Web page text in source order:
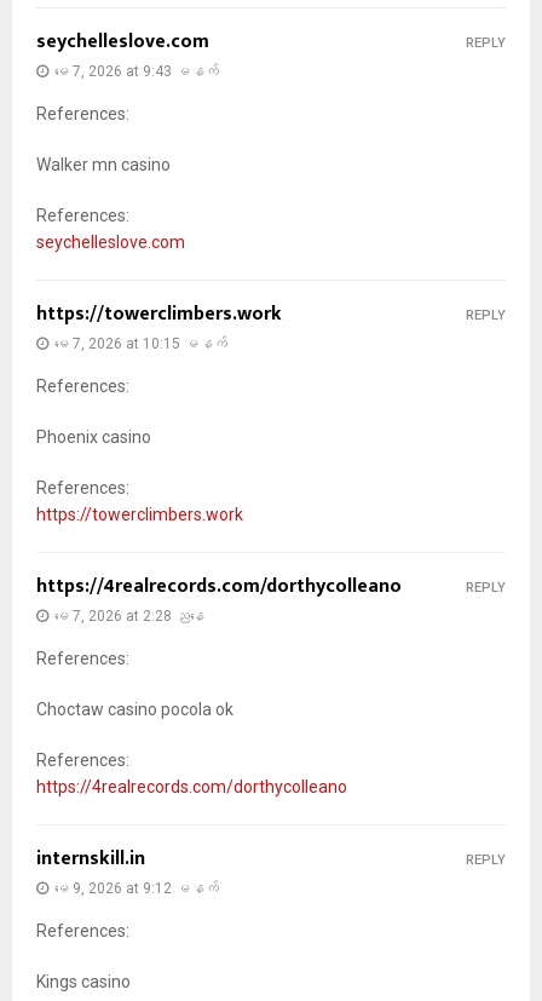
seychelleslove.com
မေ 7, 2026 at 9:43 မနက်
References:
Walker mn casino
References:
seychelleslove.com
REPLY
https://towerclimbers.work
မေ 7, 2026 at 10:15 မနက်
References:
Phoenix casino
References:
https://towerclimbers.work
REPLY
https://4realrecords.com/dorthycolleano
မေ 7, 2026 at 2:28 ညနေ
References:
Choctaw casino pocola ok
References:
https://4realrecords.com/dorthycolleano
REPLY
internskill.in
မေ 9, 2026 at 9:12 မနက်
References:
Kings casino
REPLY